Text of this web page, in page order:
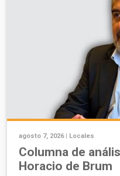
agosto 7, 2026 | Locales
Columna de
Horacio de Brum